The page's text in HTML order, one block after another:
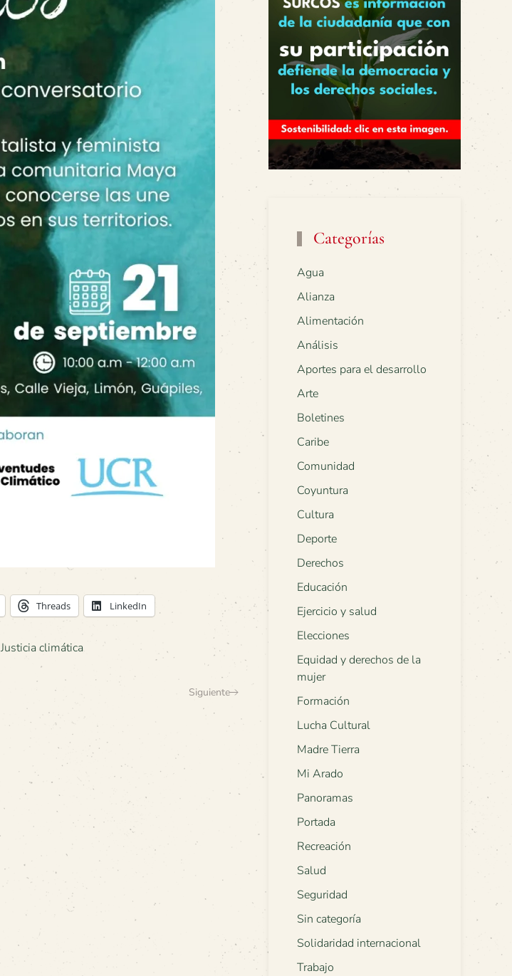
Threads LinkedIn
Justicia climática
Siguiente
Categorías
Agua
Alianza
Alimentación
Análisis
Aportes para el desarrollo
Arte
Boletines
Caribe
Comunidad
Coyuntura
Cultura
Deporte
Derechos
Educación
Ejercicio y salud
Elecciones
Equidad y derechos de la
mujer
Formación
Lucha Cultural
Madre Tierra
Mi Arado
Panoramas
Portada
Recreación
Salud
Seguridad
Sin categoría
Solidaridad internacional
Trabajo